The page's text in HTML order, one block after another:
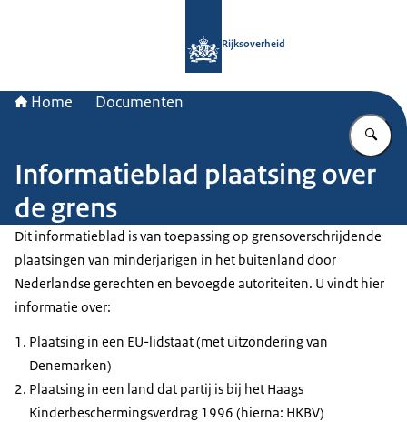
Rijksoverheid
Home Documenten
Informatieblad plaatsing over
de grens
Dit informatieblad is van toepassing op grensoverschrijdende
plaatsingen van minderjarigen in het buitenland door
Nederlandse gerechten en bevoegde autoriteiten. U vindt hier
informatie over:
Plaatsing in een EU-lidstaat (met uitzondering van
Denemarken)
Plaatsing in een land dat partij is bij het Haags
Kinderbeschermingsverdrag 1996 (hierna: HKBV)